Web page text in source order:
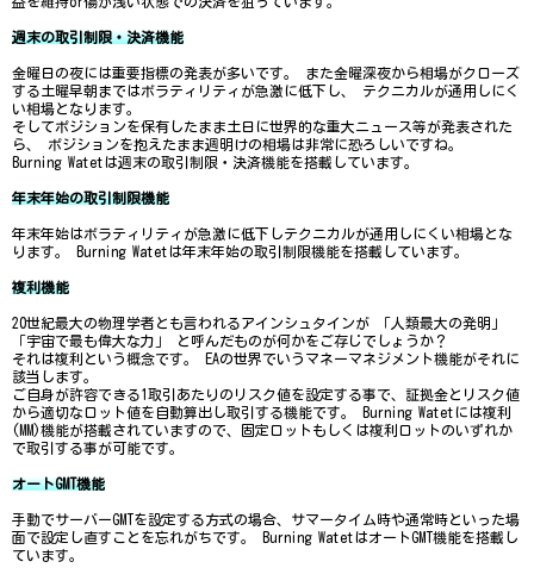
週末の取引制限・決済機能
金曜日の夜には重要指標の発表が多いです。 また金曜深夜から相場がクローズ
する土曜早朝まではボラティリティが急激に低下し、 テクニカルが通用しにく
い相場となります。
そしてポジションを保有したまま土日に世界的な重大ニュース等が発表された
ら、 ポジションを抱えたまま週明けの相場は非常に恐ろしいですね。
Burning Watetは週末の取引制限・決済機能を搭載しています。
年末年始の取引制限機能
年末年始はボラティリティが急激に低下しテクニカルが通用しにくい相場とな
ります。 Burning Watetは年末年始の取引制限機能を搭載しています。
複利機能
20世紀最大の物理学者とも言われるアインシュタインが 「人類最大の発明」
「宇宙で最も偉大な力」 と呼んだものが何かをご存じでしょうか？
それは複利という概念です。 EAの世界でいうマネーマネジメント機能がそれに
該当します。
ご自身が許容できる1取引あたりのリスク値を設定する事で、証拠金とリスク値
から適切なロット値を自動算出し取引する機能です。 Burning Watetには複利
(MM)機能が搭載されていますので、固定ロットもしくは複利ロットのいずれか
で取引する事が可能です。
オートGMT機能
手動でサーバーGMTを設定する方式の場合、サマータイム時や通常時といった場
面で設定し直すことを忘れがちです。 Burning WatetはオートGMT機能を搭載し
ています。